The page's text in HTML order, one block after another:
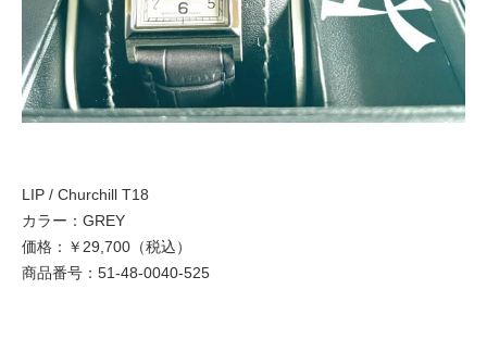
LIP / Churchill T18
カラー：GREY
価格：￥29,700（税込）
商品番号：51-48-0040-525